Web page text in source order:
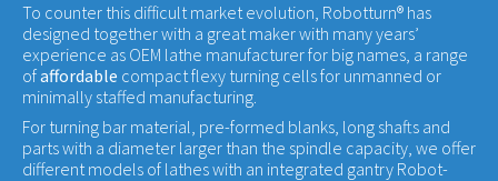
To counter this difficult market evolution, Robotturn® has
designed together with a great maker with many years’
experience as OEM lathe manufacturer for big names, a range
ofaffordable compact flexy turning cells for unmanned or
minimally staffed manufacturing.
For turning bar material, pre-formed blanks, long shafts and
parts with a diameter larger than the spindle capacity, we offer
different models of lathes with an integrated gantry Robot-